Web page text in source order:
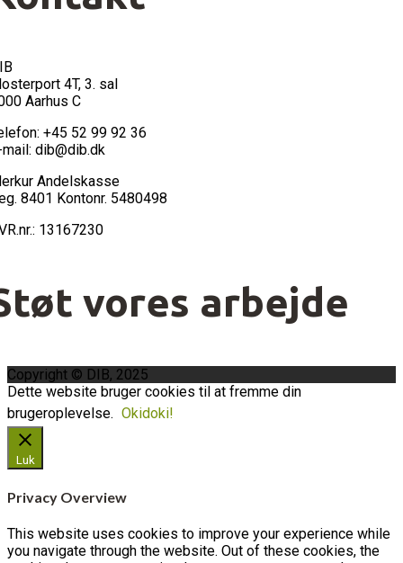
4T, 3. sal
Aarhus C
+45 52 99 92 36
mail: dib@dib.dk
Andelskasse
8401 Kontonr. 5480498
13167230
vores arbejde
Copyright © DIB, 2025
Dette website bruger cookies til at fremme din
brugeroplevelse. Okidoki!
Luk
Privacy Overview
This website uses cookies to improve your experience while
you navigate through the website. Out of these cookies, the